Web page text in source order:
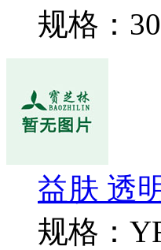
规格：
益肤 透
规格：